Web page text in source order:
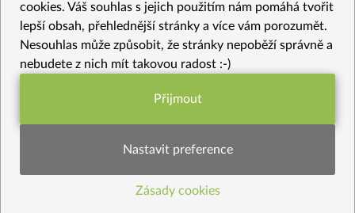
Vybrané recepty
Rýmovníkový sirup bez cukru
Agarové kuličky aneb veganský kaviár
Tenkasu – japonská posypka
Gratinovaný mangold
cookies. Váš souhlas s jejich použitím nám pomáhá tvořit
lepší obsah, přehlednější stránky a více vám porozumět.
Nesouhlas může způsobit, že stránky nepoběží správně a
nebudete z nich mít takovou radost :-)
Funkční nastavení potřebujeme (vždy
Statistiky pro lepší obsah
Přijmout
Nastavit preference
Zásady cookies